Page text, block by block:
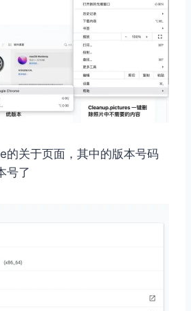
的关于页面，其中的版本号码
号了